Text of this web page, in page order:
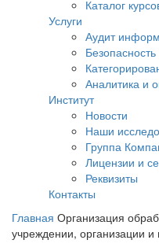
Каталог
Услуги
Аудит
Аналитика и
Институт
Новости
Наши
Группа
Лицензии и
Реквизиты
Контакты
Главная Организация
учреждении, организации